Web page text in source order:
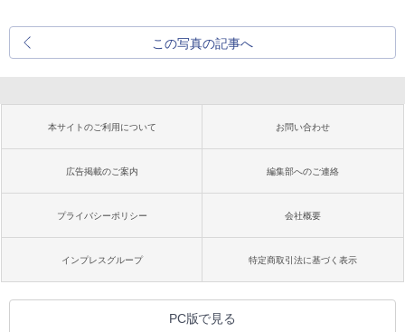
この写真の記事へ
本サイトのご利用について お問い合わせ
広告掲載のご案内 編集部へのご連絡
プライバシーポリシー 会社概要
インプレスグループ 特定商取引法に基づく表示
PC版で見る